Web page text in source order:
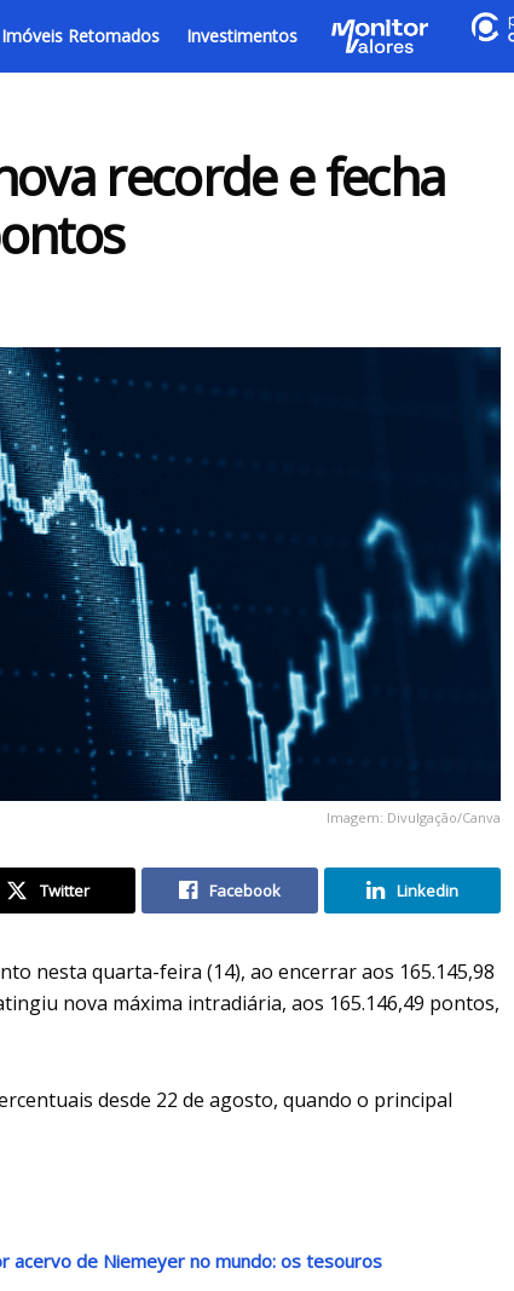
Imóveis Retomados Investimentos
recorde e fecha
Imagem: Divulgação/Canva
Twitter Facebook Linkedin
nesta quarta-feira (14), ao encerrar aos 165.145,98
nova máxima intradiária, aos 165.146,49 pontos,
desde 22 de agosto, quando o principal
acervo de Niemeyer no mundo: os tesouros